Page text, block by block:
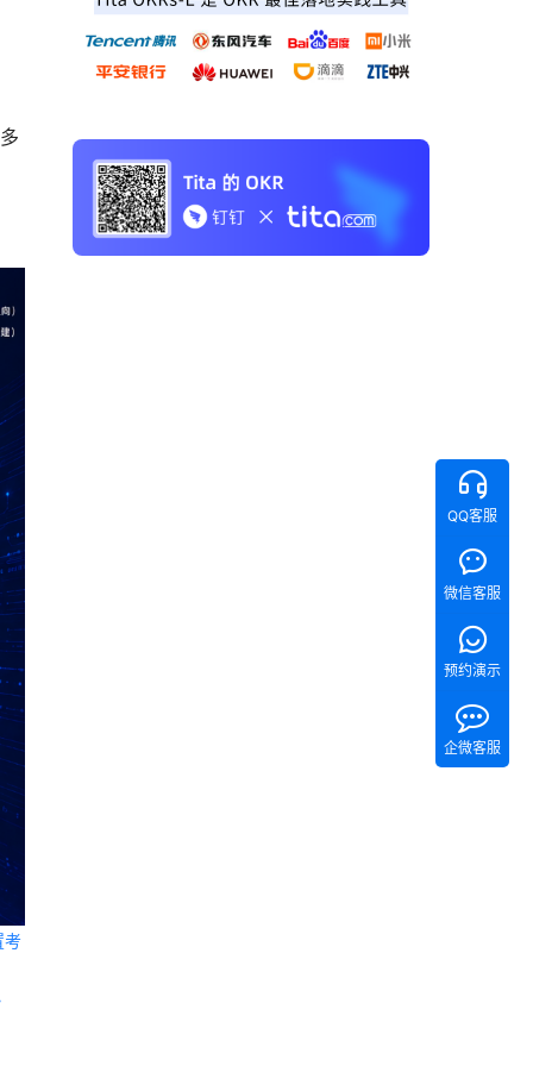
考
QQ客服
微信客服
预约演示
企微客服